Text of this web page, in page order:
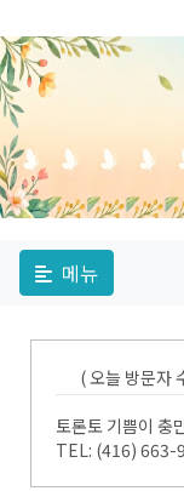
메뉴
( 오늘 방문자
토론토 기쁨이 충
TEL: (416)